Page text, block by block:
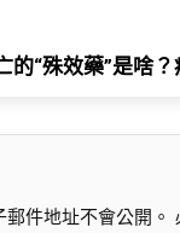
的“殊效藥”是啥
件地址不會公開。